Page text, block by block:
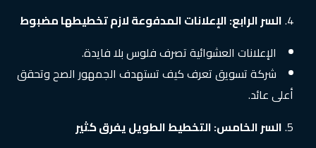
السر الرابع: الإعلانات المدفوعة لازم تخطيطها مضبوط
الإعلانات العشوائية تصرف فلوس بلا فايدة.
شركة تسويق تعرف كيف تستهدف الجمهور الصح وتحقق
أعلى عائد.
السر الخامس: التخطيط الطويل يفرق كثير